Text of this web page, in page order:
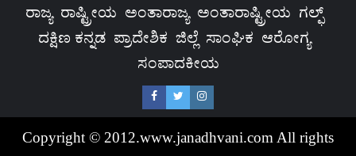
ರಾಜ್ಯ ರಾಷ್ಟ್ರೀಯ ಅಂತಾರಾಜ್ಯ ಅಂತಾರಾಷ್ಟ್ರೀಯ ಗಲ್ಫ್
ದಕ್ಷಿಣ ಕನ್ನಡ ಪ್ರಾದೇಶಿಕ ಜಿಲ್ಲೆ ಸಾಂಘಿಕ ಆರೋಗ್ಯ
ಸಂಪಾದಕೀಯ
Copyright © 2012.www.janadhvani.com All rights